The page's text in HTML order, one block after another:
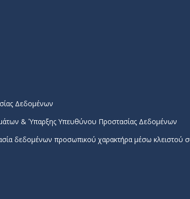
Δεδομένων
& Ύπαρξης Υπευθύνου Προστασίας Δεδομένων
δεδομένων προσωπικού χαρακτήρα μέσω κλειστού